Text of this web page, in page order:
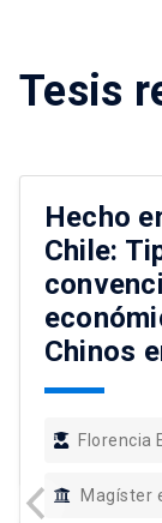
Tesis
Hecho
Chile:
Chinos
Florencia
Magíster